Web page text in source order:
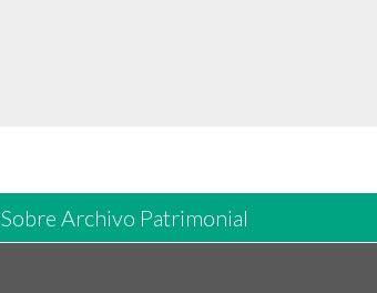
Sobre Archivo Patrimonial